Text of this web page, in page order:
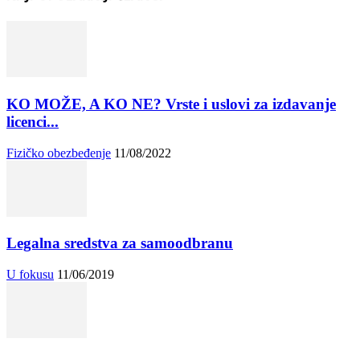
KO MOŽE, A KO NE? Vrste i uslovi za izdavanje
licenci...
Fizičko obezbeđenje 11/08/2022
Legalna sredstva za samoodbranu
U fokusu 11/06/2019